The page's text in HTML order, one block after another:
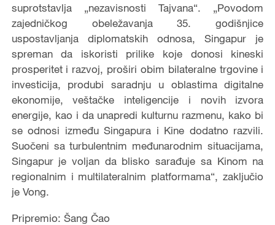
suprotstavlja „nezavisnosti Tajvana“. „Povodom
zajedničkog obeležavanja 35. godišnjice
uspostavljanja diplomatskih odnosa, Singapur je
spreman da iskoristi prilike koje donosi kineski
prosperitet i razvoj, proširi obim bilateralne trgovine i
investicija, produbi saradnju u oblastima digitalne
ekonomije, veštačke inteligencije i novih izvora
energije, kao i da unapredi kulturnu razmenu, kako bi
se odnosi između Singapura i Kine dodatno razvili.
Suočeni sa turbulentnim međunarodnim situacijama,
Singapur je voljan da blisko sarađuje sa Kinom na
regionalnim i multilateralnim platformama“, zaključio
je Vong.
Pripremio: Šang Čao